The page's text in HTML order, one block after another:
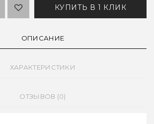
КУПИТЬ В 1 КЛИК
ОПИСАНИЕ
ХАРАКТЕРИСТИКИ
ОТЗЫВОВ (0)